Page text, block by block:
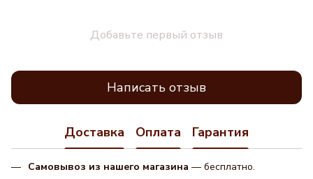
Добавьте первый отзыв
Написать отзыв
Доставка Оплата Гарантия
Самовывоз из нашего магазина — бесплатно.